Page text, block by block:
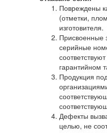
Повреждены
(отметки,
изготовителя.
Присвоенные
серийные
гарантийном
Продукция
Дефекты
целью, не